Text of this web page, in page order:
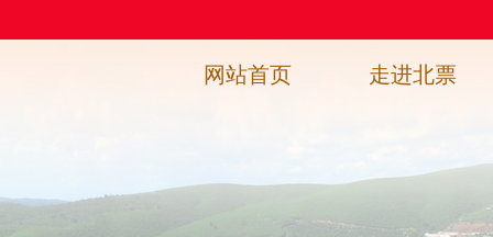
网站首页 走进北票